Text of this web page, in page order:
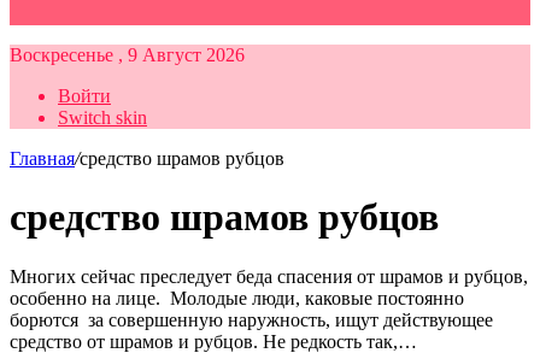
Воскресенье , 9 Август 2026
Войти
Switch skin
Главная/средство шрамов рубцов
средство шрамов рубцов
Многих сейчас преследует беда спасения от шрамов и рубцов,
особенно на лице. Молодые люди, каковые постоянно
борются за совершенную наружность, ищут действующее
средство от шрамов и рубцов. Не редкость так,…